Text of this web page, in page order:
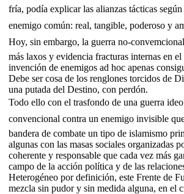
fría, podía explicar las alianzas tácticas
enemigo común: real, tangible, poderoso y
Hoy, sin embargo, la guerra no-
más laxos y evidencia fracturas internas en el
invención de enemigos ad hoc apenas
Debe ser cosa de los renglones torcidos de
una putada del Destino, con perdón.
Todo ello con el trasfondo de una guerra
convencional contra un enemigo invisible
bandera de combate un tipo de islamismo
algunas con las masas sociales organizadas
coherente y responsable que cada vez más
campo de la acción política y de las
Heterogéneo por definición, este Frente de
mezcla sin pudor y sin medida alguna, en el